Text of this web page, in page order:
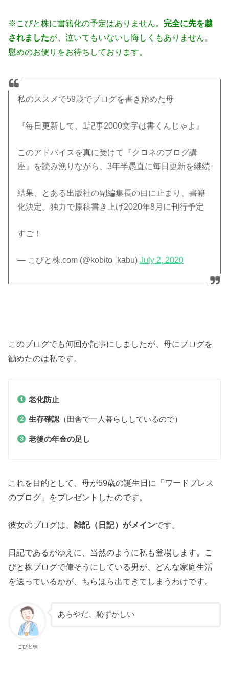
※こびと株に書籍化の予定はありません。 完全に先を越
されましたが、泣いてもいないし悔しくもありません。
慰めのお便りをお待ちしております。
私のススメで59歳でブログを書き始めた母
『毎日更新して、1記事2000文字は書くんじゃよ』
このアドバイスを真に受けて『クロネのブログ講
座』を読み漁りながら、3年半愚直に毎日更新を継続
結果、とある出版社の副編集長の目に止まり、書籍
化決定。独力で原稿書き上げ2020年8月に刊行予定
すご！
— こびと株.com (@kobito_kabu)July 2, 2020
このブログでも何回か記事にしましたが、母にブログを
勧めたのは私です。
老化防止
生存確認（田舎で一人暮らししているので）
老後の年金の足し
これを目的として、母が59歳の誕生日に「ワードプレス
のブログ」をプレゼントしたのです。
彼女のブログは、雑記（ 日記）がメインです。
日記であるがゆえに、当然のように私も登場します。こ
びと株ブログで偉そうにしている男が、どんな家庭生活
を送っているかが、ちらほら出てきてしまうわけです。
こびと株
あらやだ、恥ずかしい